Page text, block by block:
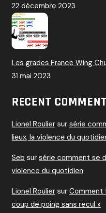
22 décembre 2023
Les grades France Wing
31 mai 2023
RECENT
Lionel Roulier sur série
lieux, la violence du
Seb sur série comment se
violence du quotidien
Lionel Roulier sur Comment
coup de poing sans recul »